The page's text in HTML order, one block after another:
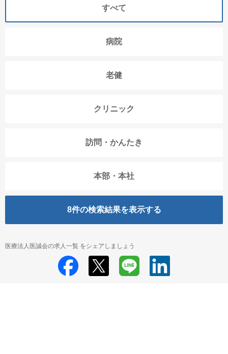
すべて
病院
老健
クリニック
訪問・かんたき
本部・本社
8件の検索結果を表示する
医療法人医誠会の求人一覧 をシェアしましょう